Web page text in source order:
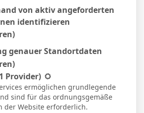
Webradio von Borussia
von aktiv angeforderten
identifizieren
genauer Standortdaten
der Service-Gruppen, für die eine
Provider)
ermöglichen grundlegende
sind für das ordnungsgemäße
der Website erforderlich.